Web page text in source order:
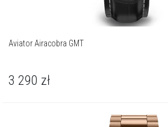
Aviator Airacobra GMT
3 290 zł